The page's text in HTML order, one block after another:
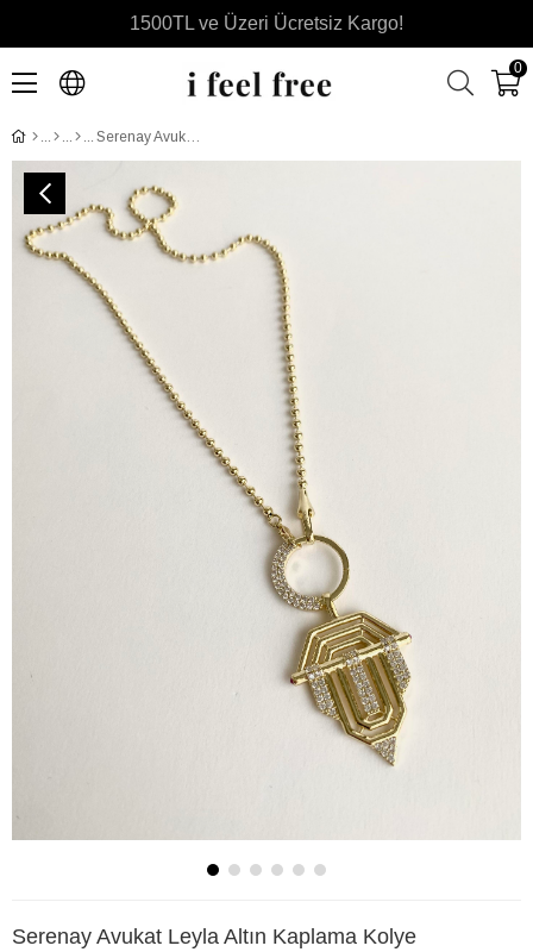
1500TL ve Üzeri Ücretsiz Kargo!
0
Serenay Avukat Leyla Altın Kaplama Kolye
Serenay Avukat Leyla Altın Kaplama Kolye